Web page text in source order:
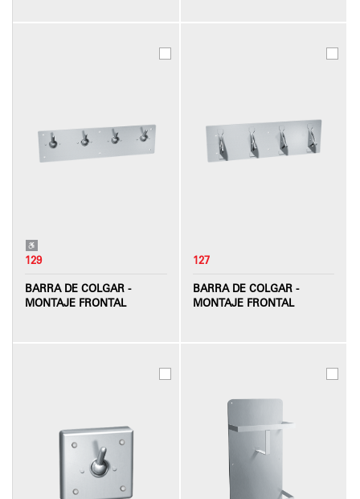
129
BARRA DE COLGAR -
MONTAJE FRONTAL
127
BARRA DE COLGAR -
MONTAJE FRONTAL